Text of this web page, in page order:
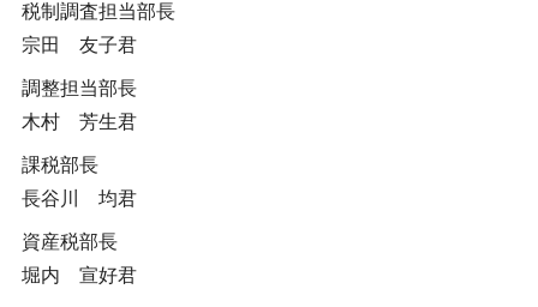
税制調査担当部長
宗田 友子君
調整担当部長
木村 芳生君
課税部長
長谷川 均君
資産税部長
堀内 宣好君